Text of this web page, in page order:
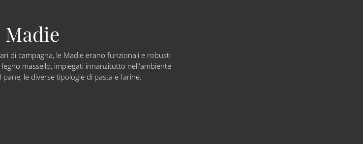
Madie
di campagna, le Madie erano funzionali e robusti
massello, impiegati innanzitutto nell'ambiente
le diverse tipologie di pasta e farine.